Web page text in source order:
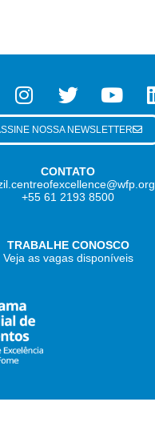
CONTATO
+55 61 2193 8500
TRABALHE CONOSCO
Veja as vagas disponíveis
NOSSA NEWSLETTER